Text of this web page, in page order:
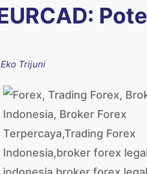
Eko Trijuni